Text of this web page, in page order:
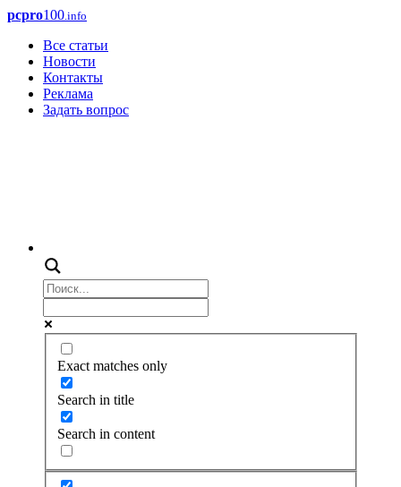
pcpro100.info
Все статьи
Новости
Контакты
Реклама
Задать вопрос
Exact matches only
Search in title
Search in content